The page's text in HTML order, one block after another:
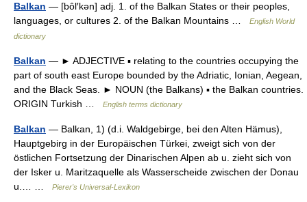
Balkan — [bôl′kən] adj. 1. of the Balkan States or their peoples,
languages, or cultures 2. of the Balkan Mountains …
English World
dictionary
Balkan — ► ADJECTIVE ▪ relating to the countries occupying the
part of south east Europe bounded by the Adriatic, Ionian, Aegean,
and the Black Seas. ► NOUN (the Balkans) ▪ the Balkan countries.
ORIGIN Turkish …
English terms dictionary
Balkan — Balkan, 1) (d.i. Waldgebirge, bei den Alten Hämus),
Hauptgebirg in der Europäischen Türkei, zweigt sich von der
östlichen Fortsetzung der Dinarischen Alpen ab u. zieht sich von
der Isker u. Maritzaquelle als Wasserscheide zwischen der Donau
u.… …
Pierer's Universal-Lexikon